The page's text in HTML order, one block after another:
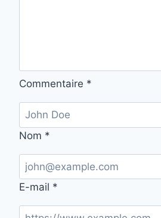
Commentaire *
Nom *
E-mail *